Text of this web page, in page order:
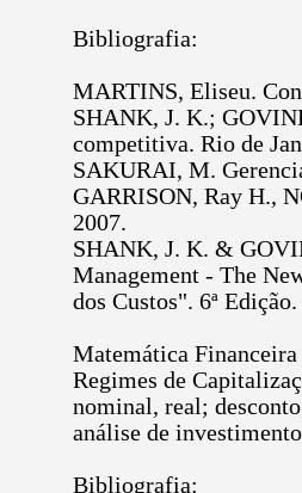
Bibliografia:
MARTINS, Eliseu.
SHANK, J. K.;
competitiva. Rio de
SAKURAI, M.
GARRISON, Ray H.,
2007.
SHANK, J. K. &
Management - The
dos Custos". 6ª
Matemática Financeira
Regimes de
nominal, real;
análise de
Bibliografia: